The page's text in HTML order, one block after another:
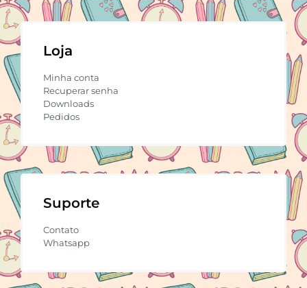
Loja
Minha conta
Recuperar senha
Downloads
Pedidos
Suporte
Contato
Whatsapp